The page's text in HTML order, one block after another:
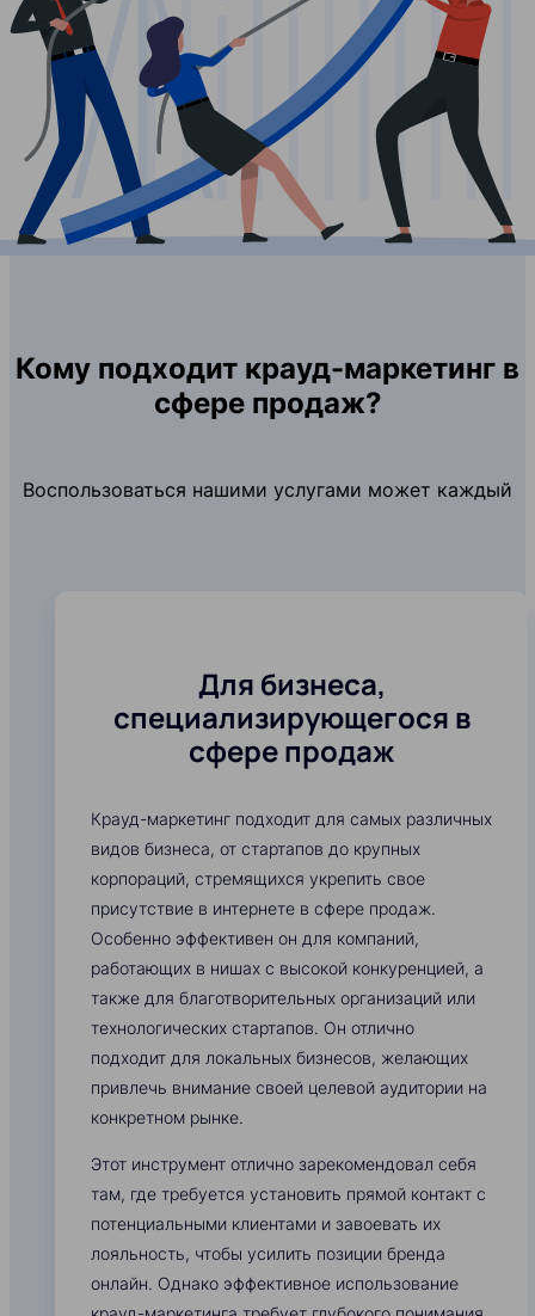
Кому подходит крауд-маркетинг в
сфере продаж?
Воспользоваться нашими услугами может каждый
Для бизнеса,
специализирующегося в
сфере продаж
Крауд-маркетинг подходит для самых различных
видов бизнеса, от стартапов до крупных
корпораций, стремящихся укрепить свое
присутствие в интернете в сфере продаж.
Особенно эффективен он для компаний,
работающих в нишах с высокой конкуренцией, а
также для благотворительных организаций или
технологических стартапов. Он отлично
подходит для локальных бизнесов, желающих
привлечь внимание своей целевой аудитории на
конкретном рынке.
Этот инструмент отлично зарекомендовал себя
там, где требуется установить прямой контакт с
потенциальными клиентами и завоевать их
лояльность, чтобы усилить позиции бренда
онлайн. Однако эффективное использование